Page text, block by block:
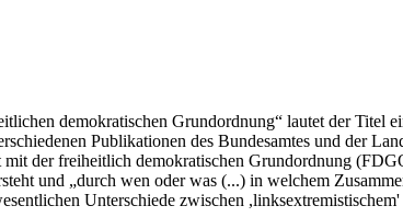
demokratischen Grundordnung“ lautet der Titel
Publikationen des Bundesamtes und der
der freiheitlich demokratischen Grundordnung
und „durch wen oder was (...) in welchem
Unterschiede zwischen